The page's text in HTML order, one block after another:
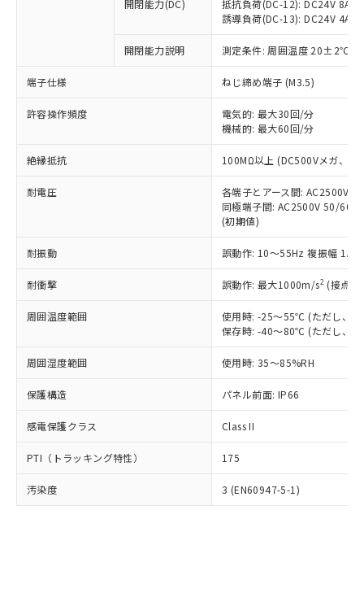
開閉能力(DC)
抵抗負荷(DC-12): DC24V 8A/
誘導負荷(DC-13): DC24V 4A/
開閉能力説明 測定条件: 周囲温度 20±2℃、
端子仕様 ねじ締め端子 (M3.5)
許容操作頻度
電気的: 最大30回/分
機械的: 最大60回/分
絶縁抵抗 100MΩ以上 (DC500Vメガ、点
耐電圧
各端子とアース間: AC2500V
同極端子間: AC2500V 50/
(初期値)
耐振動 誤動作: 10～55Hz 複振幅
耐衝撃 誤動作: 最大1000m/s2 (接点
周囲温度範囲
使用時: -25～55℃ (ただし、氷
保存時: -40～80℃ (ただし、氷
周囲湿度範囲 使用時: 35～85%RH
保護構造 パネル前面: IP66
感電保護クラス Class II
PTI（トラッキング特性） 175
汚染度 3 (EN60947-5-1)
ことをご了承ください。
在庫状況および標準価格照会結果は、
記載している更新日時点での社内デー
タに基づき作成されるものであり、閲
覧された時点での実際の在庫および標
準価格とは異なる場合があることをご
正式な納期状況および標準価格はお客
様のお取引先、またはお客様担当のオ
ムロン制御機器販売店・当社販売員に
オムロン制御機器販売店や当社販売拠
販売ネットワーク
」をご確認
在庫状況および標準価格結果を当社の
事前の承諾なく第三者に漏洩または開
示しないようお願いします。
マイパーツ機能（部品リスト作成サー
ビス）をご利用いただくには、I-Web
メンバーズにご登録されている必要が
お客様が当ウェブサイト上で当社にご
登録された部品リストについて、当社
および当社の共同利用者が、当社の製
品・サービスに関するお客様との取
引・商談に必要な範囲で利用すること
をご了承ください。
※当社の共同利用者とは、"個人情報
の「1.共同利
用者の範囲」に記載されている法人を
むを得ず変更することがあります。
*EU RoHS指令（10物質）：
鉛(Pb) 1000ppm以下、 水銀(Hg) 1000ppm以下、 カド
ミウム(Cd) 100ppm以下、
六価クロム(Cr(Ⅵ)) 1000ppm以下、ポリ臭化ビフェニル
類(PBB) 1000ppm以下、ポリ臭化ジフェニルエーテル類
(PBDE) 1000ppm以下、フタル酸ビス(2-エチルヘキシ
ル) (DEHP)(別名：DOP) 1000ppm以下、フタル酸ブチ
(DIBP) 1000ppm以下
但し、RoHS指令で産業用監視および制御機器に対する
フタル酸エステル類の４物質については閾値を超える意
図的な使用がないことを確認しています。
部品在庫の切り替え状況などにより、予定
月が前後することがあります。
※3 非含有証明書ダウンロード
下記の非含有証明書をダウンロードするこ
とができます。
EU RoHS指令（10物質）の非含有証明書
51物質の非含有証明書（当社基準）
※本証明書は発行日時点で非含有を証明す
「－」：未確認です。当社販売部門へお問
*中国RoHS10物質の基準値 (GB/T26572)：
Pb(鉛) :1000ppm、 Hg(水銀) : 1000ppm、 Cd(カドミウ
ニル類) : 1000ppm、 PBDEs(ポリ臭化ジフェニルエーテ
DBP(フタル酸ジブチル) : 1000ppm、 DIBP(フタル酸ジ
イソブチル) : 1000ppm、 BBP(フタル酸ブチルベンジ
ル) : 1000ppm、
DEHP(フタル酸ビス(2-エチルヘキシル)) : 1000ppm
「ｅ」：有害物質（10物質）のすべてが基
準値以下であることを示します。
「10」：通常の使用状況下において有害物
質が外部に漏えいし、環境に深刻な影響を
及ぼさない年数を意味します。
「－」：未確認です。当社販売部門へお問
い合わせください。
当社は、これら貴社製品のうち、外国
為替および外国貿易法に定める商品
（以下｢規制貨物等」という）を輸出
または国外への提供する場合は、日本
国政府の輸出許可(または役務取引許
可)を取得するなどの必要な手続きを
当社は規制貨物を破棄する場合は、完
全に破砕するなど、違法に輸出されな
いよう必要な手段を講じます。
当社は貴社製品を、核兵器、ミサイ
ル、化学兵器、生物兵器またはその他
武器並びにこれらの製造装置等に一切
当社は、貴社製品を第三者に販売する
場合は、上記1、2および3の内容を当
該第三者に通知します。また当社は、
販売先および販売に係わる関係者が違
法に輸出するおそれがある場合は、取
り引きをいたしません。
○ 一定数以上の在庫あり
一定数には満たないが在庫あり
在庫なし(最新の在庫状況につ
いては、お客様のお取引先、ま
たはお客様担当のオムロン制御
機器販売店・当社販売員にご確
白
受注生産機種、また在庫状況の
情報を公開していない機種